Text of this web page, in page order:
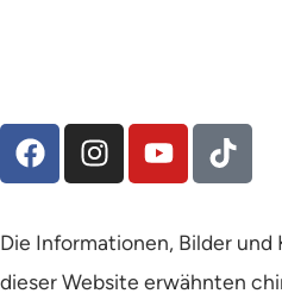
Die Informationen, Bilder
dieser Website erwähnten